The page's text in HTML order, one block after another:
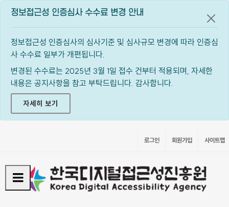
정보접근성 인증심사 수수료 변경 안내
정보접근성 인증심사의 심사기준 및 심사규모 변경에 따라 인증심
사 수수료 일부가 개편됩니다.
변경된 수수료는 2025년 3월 1일 접수 건부터 적용되며, 자세한
내용은 공지사항을 참고 부탁드립니다. 감사합니다.
자세히 보기
공지
로그인 회원가입 사이트맵